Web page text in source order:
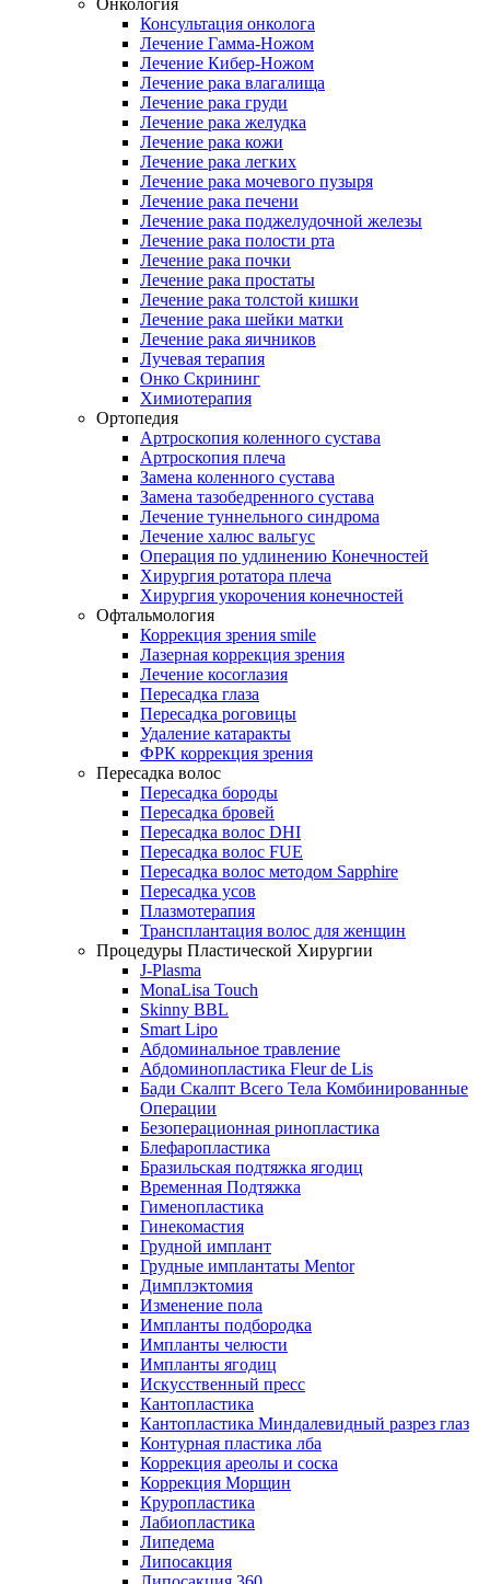
Консультация онколога
Лечение Гамма-Ножом
Лечение Кибер-Ножом
Лечение рака влагалища
Лечение рака груди
Лечение рака желудка
Лечение рака кожи
Лечение рака легких
Лечение рака мочевого пузыря
Лечение рака печени
Лечение рака поджелудочной железы
Лечение рака полости рта
Лечение рака почки
Лечение рака простаты
Лечение рака толстой кишки
Лечение рака шейки матки
Лечение рака яичников
Лучевая терапия
Онко Скрининг
Химиотерапия
Ортопедия
Артроскопия коленного сустава
Артроскопия плеча
Замена коленного сустава
Замена тазобедренного сустава
Лечение туннельного синдрома
Лечение халюс вальгус
Операция по удлинению Конечностей
Хирургия ротатора плеча
Хирургия укорочения конечностей
Офтальмология
Коррекция зрения smile
Лазерная коррекция зрения
Лечение косоглазия
Пересадка глаза
Пересадка роговицы
Удаление катаракты
ФРК коррекция зрения
Пересадка волос
Пересадка бороды
Пересадка бровей
Пересадка волос DHI
Пересадка волос FUE
Пересадка волос методом Sapphire
Пересадка усов
Плазмотерапия
Трансплантация волос для женщин
Процедуры Пластической Хирургии
J-Plasma
MonaLisa Touch
Skinny BBL
Smart Lipo
Абдоминальное травление
Абдоминопластика Fleur de Lis
Бади Скалпт Всего Тела Комбинированные
Операции
Безоперационная ринопластика
Блефаропластика
Бразильская подтяжка ягодиц
Временная Подтяжка
Гименопластика
Гинекомастия
Грудной имплант
Грудные имплантаты Mentor
Димплэктомия
Изменение пола
Импланты подбородка
Импланты челюсти
Импланты ягодиц
Искусственный пресс
Кантопластика
Кантопластика Миндалевидный разрез глаз
Контурная пластика лба
Коррекция ареолы и соска
Коррекция Морщин
Круропластика
Лабиопластика
Липедема
Липосакция